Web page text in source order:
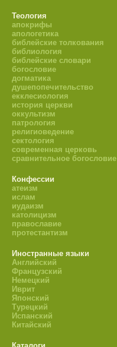
Теология
апокрифы
апологетика
библейские толкования
библиология
библейские словари
богословие
догматика
душепопечительство
екклесиология
история церкви
оккультизм
патрология
религиоведение
сектология
современная церковь
сравнительное богословие
Конфессии
атеизм
ислам
иудаизм
католицизм
православие
протестантизм
Иностранные языки
Английский
Французский
Немецкий
Иврит
Японский
Турецкий
Испанский
Китайский